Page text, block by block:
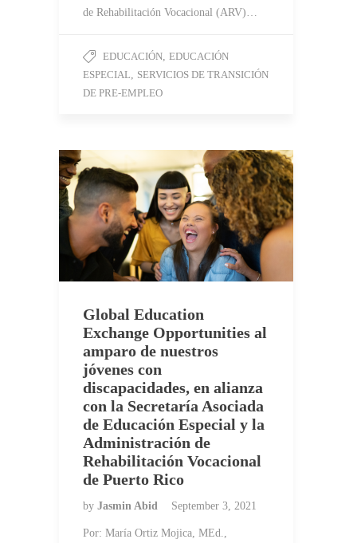
de Rehabilitación Vocacional (ARV)…
EDUCACIÓN, EDUCACIÓN
ESPECIAL, SERVICIOS DE TRANSICIÓN
DE PRE-EMPLEO
Global Education
Exchange Opportunities al
amparo de nuestros
jóvenes con
discapacidades, en alianza
con la Secretaría Asociada
de Educación Especial y la
Administración de
Rehabilitación Vocacional
de Puerto Rico
by Jasmin Abid September 3, 2021
Por: María Ortiz Mojica, MEd.,